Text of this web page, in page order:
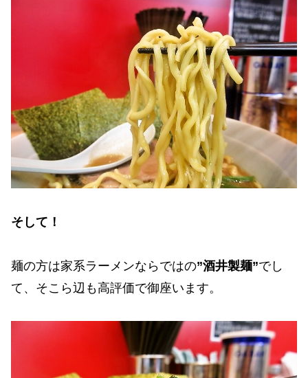
そして！
麺の方は家系ラーメンならではの”酒井製麺”でし
て、そこら辺も高評価で御座います。